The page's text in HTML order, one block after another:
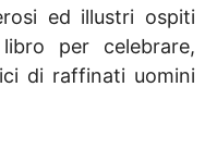
ed illustri ospiti
per celebrare,
di raffinati uomini